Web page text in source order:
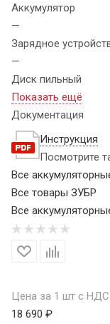
Аккумулятор
—
Зарядное
—
Диск пильный
Показать ещё
Документация
Инструкция
Посмотрите
Все
Все товары ЗУБР
Все
Цена за 1 шт с НДС
18 690 ₽